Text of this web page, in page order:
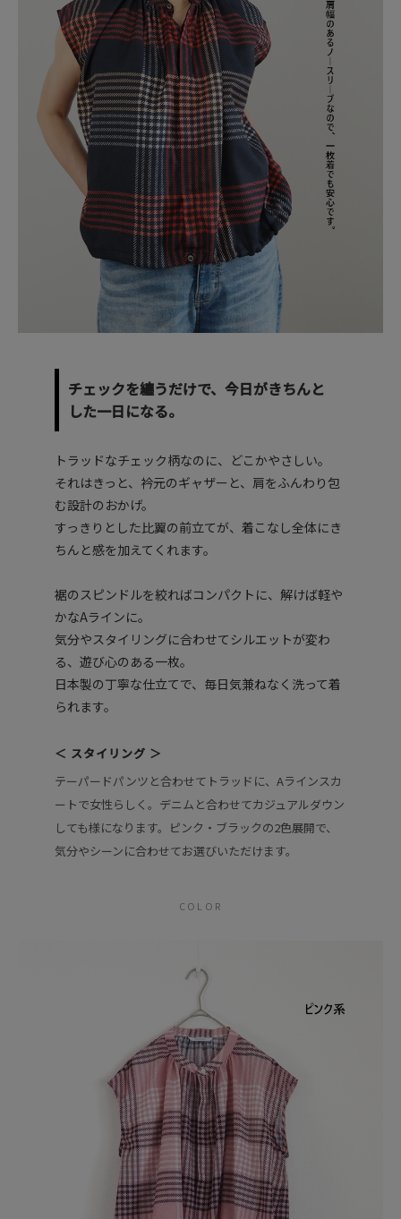
チェックを纏うだけで、今日がきちんと
した一日になる。
トラッドなチェック柄なのに、どこかやさしい。
それはきっと、衿元のギャザーと、肩をふんわり包
む設計のおかげ。
すっきりとした比翼の前立てが、着こなし全体にき
ちんと感を加えてくれます。
裾のスピンドルを絞ればコンパクトに、解けば軽や
かなAラインに。
気分やスタイリングに合わせてシルエットが変わ
る、遊び心のある一枚。
日本製の丁寧な仕立てで、毎日気兼ねなく洗って着
られます。
＜ スタイリング ＞
テーパードパンツと合わせてトラッドに、Aラインスカ
ートで女性らしく。デニムと合わせてカジュアルダウン
しても様になります。ピンク・ブラックの2色展開で、
気分やシーンに合わせてお選びいただけます。
COLOR